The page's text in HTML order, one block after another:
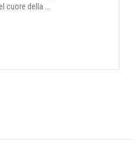
cuore della …